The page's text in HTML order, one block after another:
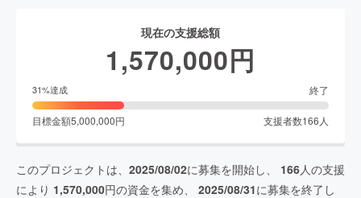
現在の支援総額
1,570,000円
31%達成 終了
目標金額5,000,000円 支援者数166 人
このプロジェクトは、 2025/08/02に募集を開始し、 166人の支援
により 1,570,000円の資金を集め、 2025/08/31に募集を終了し